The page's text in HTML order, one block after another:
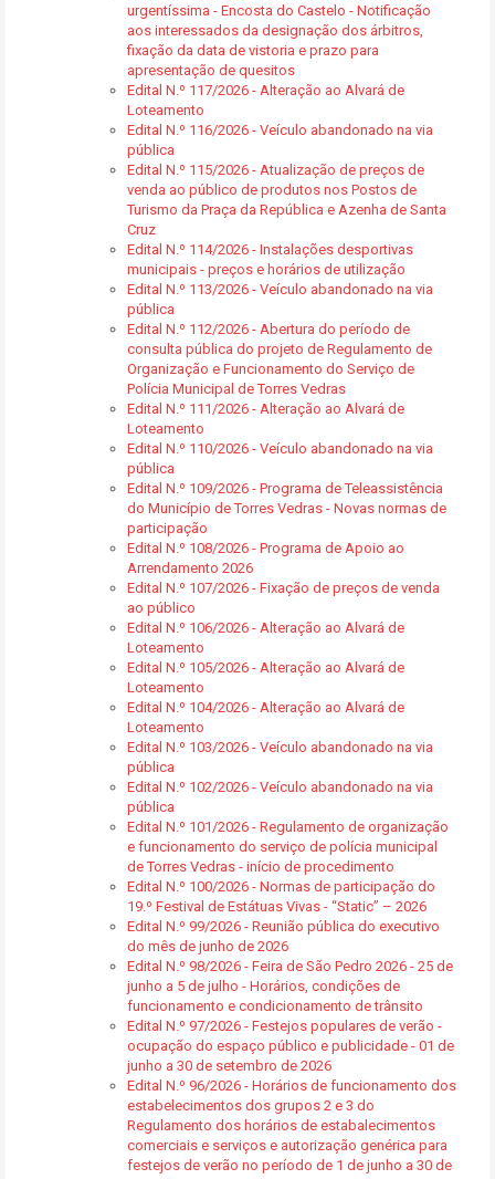
urgentíssima - Encosta do Castelo - Notificação
aos interessados da designação dos árbitros,
fixação da data de vistoria e prazo para
apresentação de quesitos
Edital N.º 117/2026 - Alteração ao Alvará de
Loteamento
Edital N.º 116/2026 - Veículo abandonado na via
pública
Edital N.º 115/2026 - Atualização de preços de
venda ao público de produtos nos Postos de
Turismo da Praça da República e Azenha de Santa
Cruz
Edital N.º 114/2026 - Instalações desportivas
municipais - preços e horários de utilização
Edital N.º 113/2026 - Veículo abandonado na via
pública
Edital N.º 112/2026 - Abertura do período de
consulta pública do projeto de Regulamento de
Organização e Funcionamento do Serviço de
Polícia Municipal de Torres Vedras
Edital N.º 111/2026 - Alteração ao Alvará de
Loteamento
Edital N.º 110/2026 - Veículo abandonado na via
pública
Edital N.º 109/2026 - Programa de Teleassistência
do Município de Torres Vedras - Novas normas de
participação
Edital N.º 108/2026 - Programa de Apoio ao
Arrendamento 2026
Edital N.º 107/2026 - Fixação de preços de venda
ao público
Edital N.º 106/2026 - Alteração ao Alvará de
Loteamento
Edital N.º 105/2026 - Alteração ao Alvará de
Loteamento
Edital N.º 104/2026 - Alteração ao Alvará de
Loteamento
Edital N.º 103/2026 - Veículo abandonado na via
pública
Edital N.º 102/2026 - Veículo abandonado na via
pública
Edital N.º 101/2026 - Regulamento de organização
e funcionamento do serviço de polícia municipal
de Torres Vedras - início de procedimento
Edital N.º 100/2026 - Normas de participação do
19.º Festival de Estátuas Vivas - “Static” – 2026
Edital N.º 99/2026 - Reunião pública do executivo
do mês de junho de 2026
Edital N.º 98/2026 - Feira de São Pedro 2026 - 25 de
junho a 5 de julho - Horários, condições de
funcionamento e condicionamento de trânsito
Edital N.º 97/2026 - Festejos populares de verão -
ocupação do espaço público e publicidade - 01 de
junho a 30 de setembro de 2026
Edital N.º 96/2026 - Horários de funcionamento dos
estabelecimentos dos grupos 2 e 3 do
Regulamento dos horários de estabalecimentos
comerciais e serviços e autorização genérica para
festejos de verão no período de 1 de junho a 30 de